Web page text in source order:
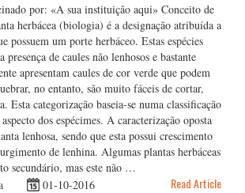
por: «A sua instituição aqui» Conceito de
herbácea (biologia) é a designação atribuída a
possuem um porte herbáceo. Estas espécies
presença de caules não lenhosos e bastante
apresentam caules de cor verde que podem
no entanto, são muito fáceis de cortar,
Esta categorização baseia-se numa classificação
dos espécimes. A caracterização oposta
lenhosa, sendo que esta possui crescimento
de lenhina. Algumas plantas herbáceas
secundário, mas este não …
01-10-2016 Read Article